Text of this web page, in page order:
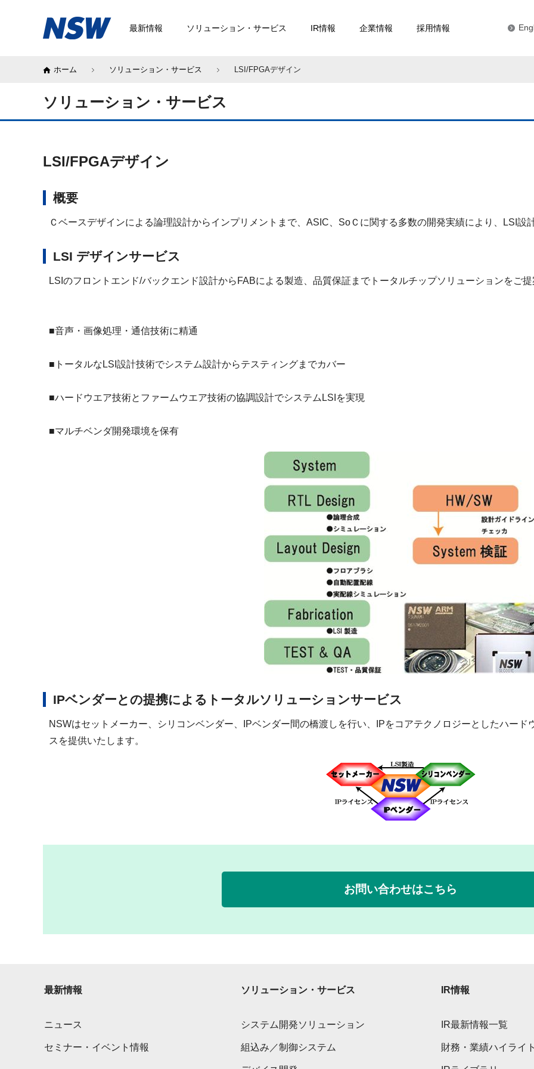
最新情報 ソリューション・サービス IR情報 企業情報 採用情報
ホーム ソリューション・サービス LSI/FPGAデザイン
ソリューション・サービス
LSI/FPGAデザイン
概要
Ｃベースデザインによる論理設計からインプリメントまで、ASIC、SoＣに関する多数の開発実績により、LSI設
LSI デザインサービス
LSIのフロントエンド/バックエンド設計からFABによる製造、品質保証までトータルチップソリューションをご提
■音声・画像処理・通信技術に精通
■トータルなLSI設計技術でシステム設計からテスティングまでカバー
■ハードウエア技術とファームウエア技術の協調設計でシステムLSIを実現
■マルチベンダ開発環境を保有
IPベンダーとの提携によるトータルソリューションサービス
NSWはセットメーカー、シリコンベンダー、IPベンダー間の橋渡しを行い、IPをコアテクノロジーとしたハー
スを提供いたします。
お問い合わせはこちら
最新情報
ニュース
セミナー・イベント情報
ソリューション・サービス
システム開発ソリューション
組込み／制御システム
IR情報
IR最新情報一覧
財務・業績ハイライト